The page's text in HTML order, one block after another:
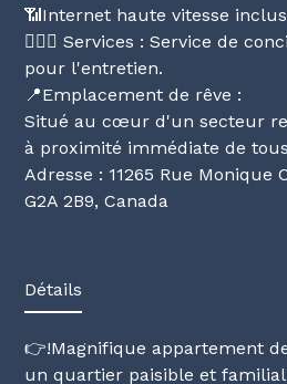
📶Internet haute vitesse
🦸🏻‍♂️ Services : Service de
pour l'entretien.
📍Emplacement de rêve :
Situé au cœur d'un secteur
à proximité immédiate de
Adresse : 11265 Rue Monique
G2A 2B9, Canada
Détails
👉!Magnifique appartement
un quartier paisible et familial